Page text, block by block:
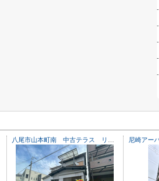
八尾市山本町南 中古テラス リフォームしました！